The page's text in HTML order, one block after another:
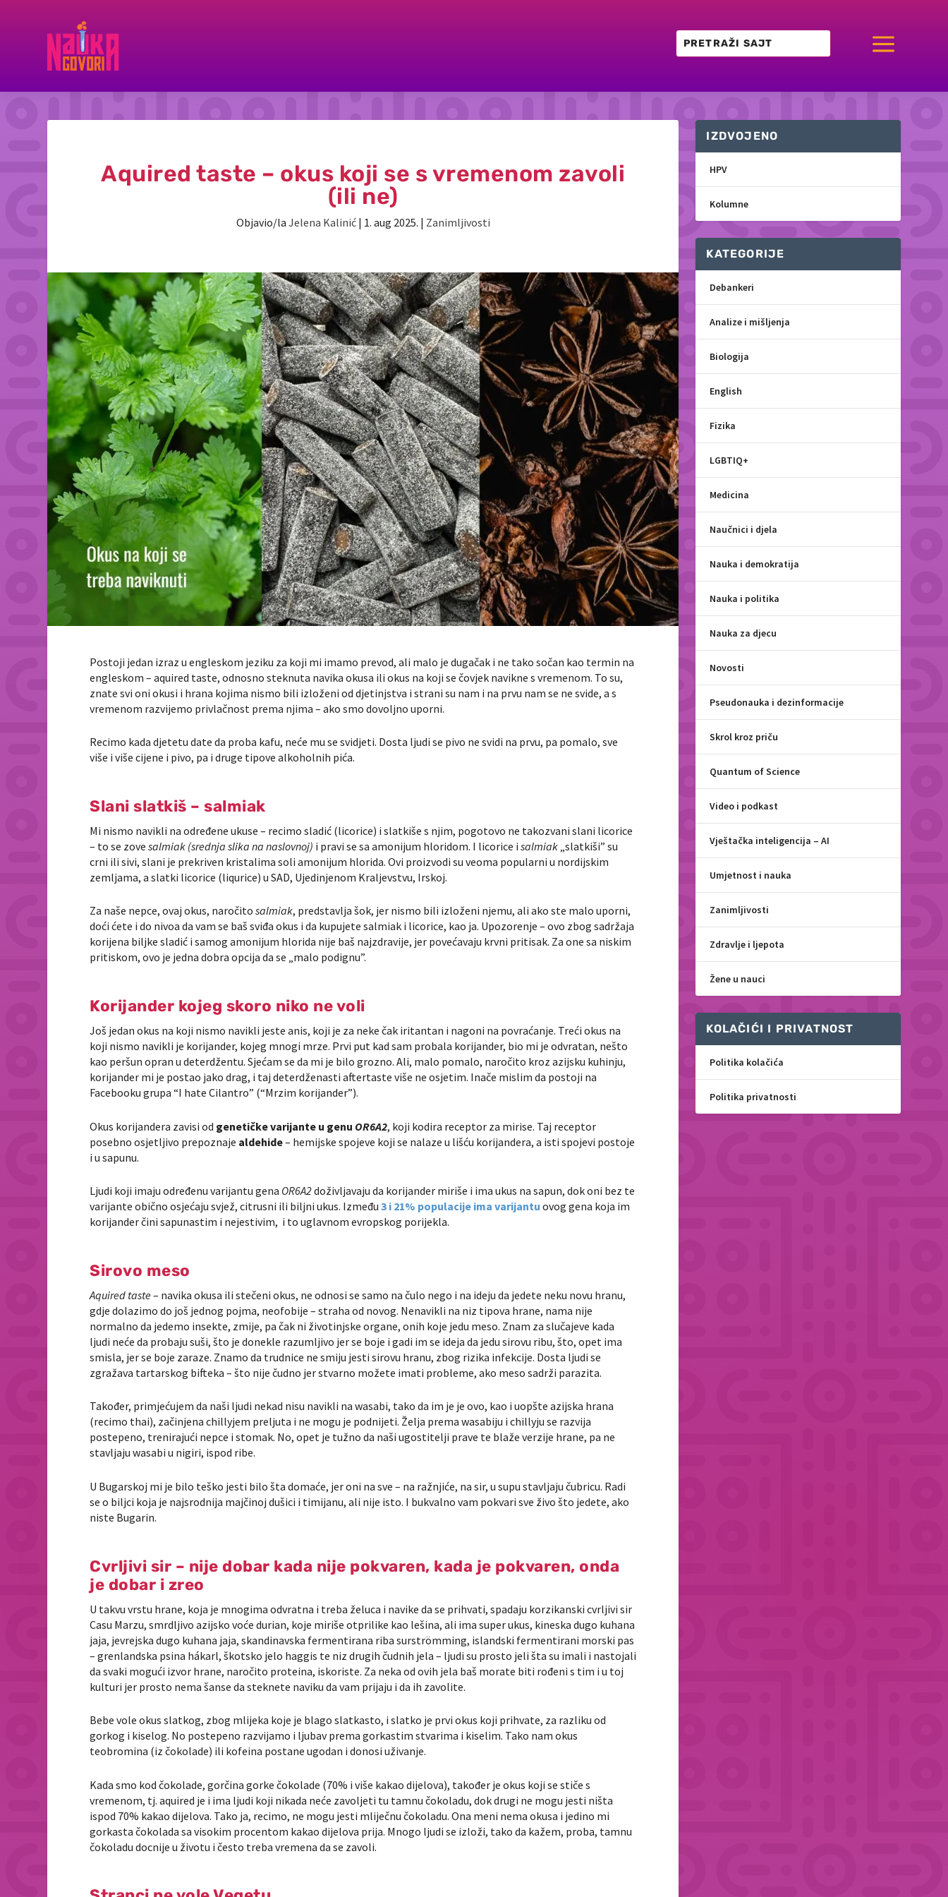
a
Aquired taste – okus koji se s vremenom zavoli
(ili ne)
Objavio/la Jelena Kalinić| 1. aug 2025. | Zanimljivosti
Postoji jedan izraz u engleskom jeziku za koji mi imamo prevod, ali malo je dugačak i ne tako sočan kao termin na
engleskom – aquired taste, odnosno steknuta navika okusa ili okus na koji se čovjek navikne s vremenom. To su,
znate svi oni okusi i hrana kojima nismo bili izloženi od djetinjstva i strani su nam i na prvu nam se ne svide, a s
vremenom razvijemo privlačnost prema njima – ako smo dovoljno uporni.
Recimo kada djetetu date da proba kafu, neće mu se svidjeti. Dosta ljudi se pivo ne svidi na prvu, pa pomalo, sve
više i više cijene i pivo, pa i druge tipove alkoholnih pića.
Slani slatkiš – salmiak
Mi nismo navikli na određene ukuse – recimo sladić (licorice) i slatkiše s njim, pogotovo ne takozvani slani licorice
– to se zovesalmiak (srednja slika na naslovnoj) i pravi se sa amonijum hloridom. I licorice isalmiak „slatkiši” su
crni ili sivi, slani je prekriven kristalima soli amonijum hlorida. Ovi proizvodi su veoma popularni u nordijskim
zemljama, a slatki licorice (liqurice) u SAD, Ujedinjenom Kraljevstvu, Irskoj.
Za naše nepce, ovaj okus, naročitosalmiak, predstavlja šok, jer nismo bili izloženi njemu, ali ako ste malo uporni,
doći ćete i do nivoa da vam se baš sviđa okus i da kupujete salmiak i licorice, kao ja. Upozorenje – ovo zbog sadržaja
korijena biljke sladić i samog amonijum hlorida nije baš najzdravije, jer povećavaju krvni pritisak. Za one sa niskim
pritiskom, ovo je jedna dobra opcija da se „malo podignu”.
Korijander kojeg skoro niko ne voli
Još jedan okus na koji nismo navikli jeste anis, koji je za neke čak iritantan i nagoni na povraćanje. Treći okus na
koji nismo navikli je korijander, kojeg mnogi mrze. Prvi put kad sam probala korijander, bio mi je odvratan, nešto
kao peršun opran u deterdžentu. Sjećam se da mi je bilo grozno. Ali, malo pomalo, naročito kroz azijsku kuhinju,
korijander mi je postao jako drag, i taj deterdženasti aftertaste više ne osjetim. Inače mislim da postoji na
Facebooku grupa “I hate Cilantro” (“Mrzim korijander”).
Okus korijandera zavisi od genetičke varijante u genu OR6A2, koji kodira receptor za mirise. Taj receptor
posebno osjetljivo prepoznaje aldehide– hemijske spojeve koji se nalaze u lišću korijandera, a isti spojevi postoje
i u sapunu.
Ljudi koji imaju određenu varijantu gena OR6A2doživljavaju da korijander miriše i ima ukus na sapun, dok oni bez te
varijante obično osjećaju svjež, citrusni ili biljni ukus. Između 3 i 21% populacije ima varijantu ovog gena koja im
korijander čini sapunastim i nejestivim, i to uglavnom evropskog porijekla.
Sirovo meso
Aquired taste– navika okusa ili stečeni okus, ne odnosi se samo na čulo nego i na ideju da jedete neku novu hranu,
gdje dolazimo do još jednog pojma, neofobije – straha od novog. Nenavikli na niz tipova hrane, nama nije
normalno da jedemo insekte, zmije, pa čak ni životinjske organe, onih koje jedu meso. Znam za slučajeve kada
ljudi neće da probaju suši, što je donekle razumljivo jer se boje i gadi im se ideja da jedu sirovu ribu, što, opet ima
smisla, jer se boje zaraze. Znamo da trudnice ne smiju jesti sirovu hranu, zbog rizika infekcije. Dosta ljudi se
zgražava tartarskog bifteka – što nije čudno jer stvarno možete imati probleme, ako meso sadrži parazita.
Također, primjećujem da naši ljudi nekad nisu navikli na wasabi, tako da im je je ovo, kao i uopšte azijska hrana
(recimo thai), začinjena chillyjem preljuta i ne mogu je podnijeti. Želja prema wasabiju i chillyju se razvija
postepeno, trenirajući nepce i stomak. No, opet je tužno da naši ugostitelji prave te blaže verzije hrane, pa ne
stavljaju wasabi u nigiri, ispod ribe.
U Bugarskoj mi je bilo teško jesti bilo šta domaće, jer oni na sve – na ražnjiće, na sir, u supu stavljaju čubricu. Radi
se o biljci koja je najsrodnija majčinoj dušici i timijanu, ali nije isto. I bukvalno vam pokvari sve živo što jedete, ako
niste Bugarin.
Cvrljivi sir – nije dobar kada nije pokvaren, kada je pokvaren, onda
je dobar i zreo
U takvu vrstu hrane, koja je mnogima odvratna i treba želuca i navike da se prihvati, spadaju korzikanski cvrljivi sir
Casu Marzu, smrdljivo azijsko voće durian, koje miriše otprilike kao lešina, ali ima super ukus, kineska dugo kuhana
jaja, jevrejska dugo kuhana jaja, skandinavska fermentirana riba surströmming, islandski fermentirani morski pas
– grenlandska psina hákarl, škotsko jelo haggis te niz drugih čudnih jela – ljudi su prosto jeli šta su imali i nastojali
da svaki mogući izvor hrane, naročito proteina, iskoriste. Za neka od ovih jela baš morate biti rođeni s tim i u toj
kulturi jer prosto nema šanse da steknete naviku da vam prijaju i da ih zavolite.
Bebe vole okus slatkog, zbog mlijeka koje je blago slatkasto, i slatko je prvi okus koji prihvate, za razliku od
gorkog i kiselog. No postepeno razvijamo i ljubav prema gorkastim stvarima i kiselim. Tako nam okus
teobromina (iz čokolade) ili kofeina postane ugodan i donosi uživanje.
Kada smo kod čokolade, gorčina gorke čokolade (70% i više kakao dijelova), također je okus koji se stiče s
vremenom, tj. aquired je i ima ljudi koji nikada neće zavoljeti tu tamnu čokoladu, dok drugi ne mogu jesti ništa
ispod 70% kakao dijelova. Tako ja, recimo, ne mogu jesti mliječnu čokoladu. Ona meni nema okusa i jedino mi
gorkasta čokolada sa visokim procentom kakao dijelova prija. Mnogo ljudi se izloži, tako da kažem, proba, tamnu
čokoladu docnije u životu i često treba vremena da se zavoli.
IZDVOJENO
HPV
Kolumne
KATEGORIJE
Debankeri
Analize i mišljenja
Biologija
English
Fizika
LGBTIQ+
Medicina
Naučnici i djela
Nauka i demokratija
Nauka i politika
Nauka za djecu
Novosti
Pseudonauka i dezinformacije
Skrol kroz priču
Quantum of Science
Video i podkast
Vještačka inteligencija – AI
Umjetnost i nauka
Zanimljivosti
Zdravlje i ljepota
Žene u nauci
KOLAČIĆI I PRIVATNOST
Politika kolačića
Politika privatnosti